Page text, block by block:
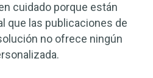
cuidado porque están
que las publicaciones de
no ofrece ningún